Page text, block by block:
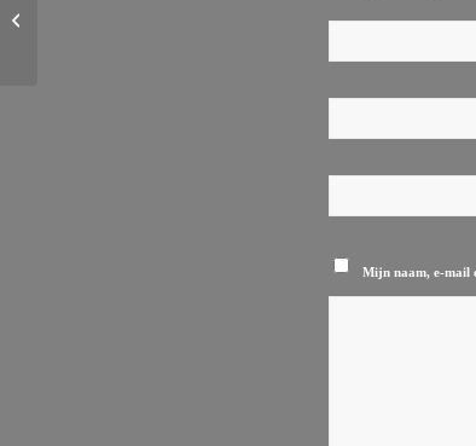
Mijn naam, e-mail